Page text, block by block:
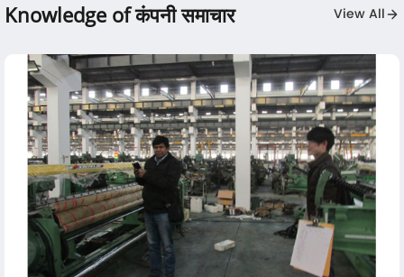
Knowledge of कंपनी समाचार View All